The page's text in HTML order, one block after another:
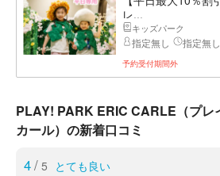
レ...
キッズパーク
指定無し 指定無し
予約受付期間外
PLAY! PARK ERIC CARLE（プレ
カール）の新着口コミ
4/ 5 とても良い